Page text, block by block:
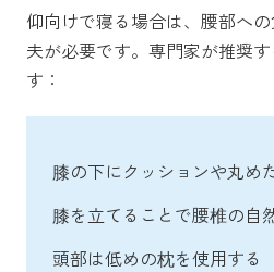
仰向けで寝る場合は、腰部へ
夫が必要です。専門家が推奨
す：
膝の下にクッションや丸め
膝を立てることで腰椎の自
頭部は低めの枕を使用する